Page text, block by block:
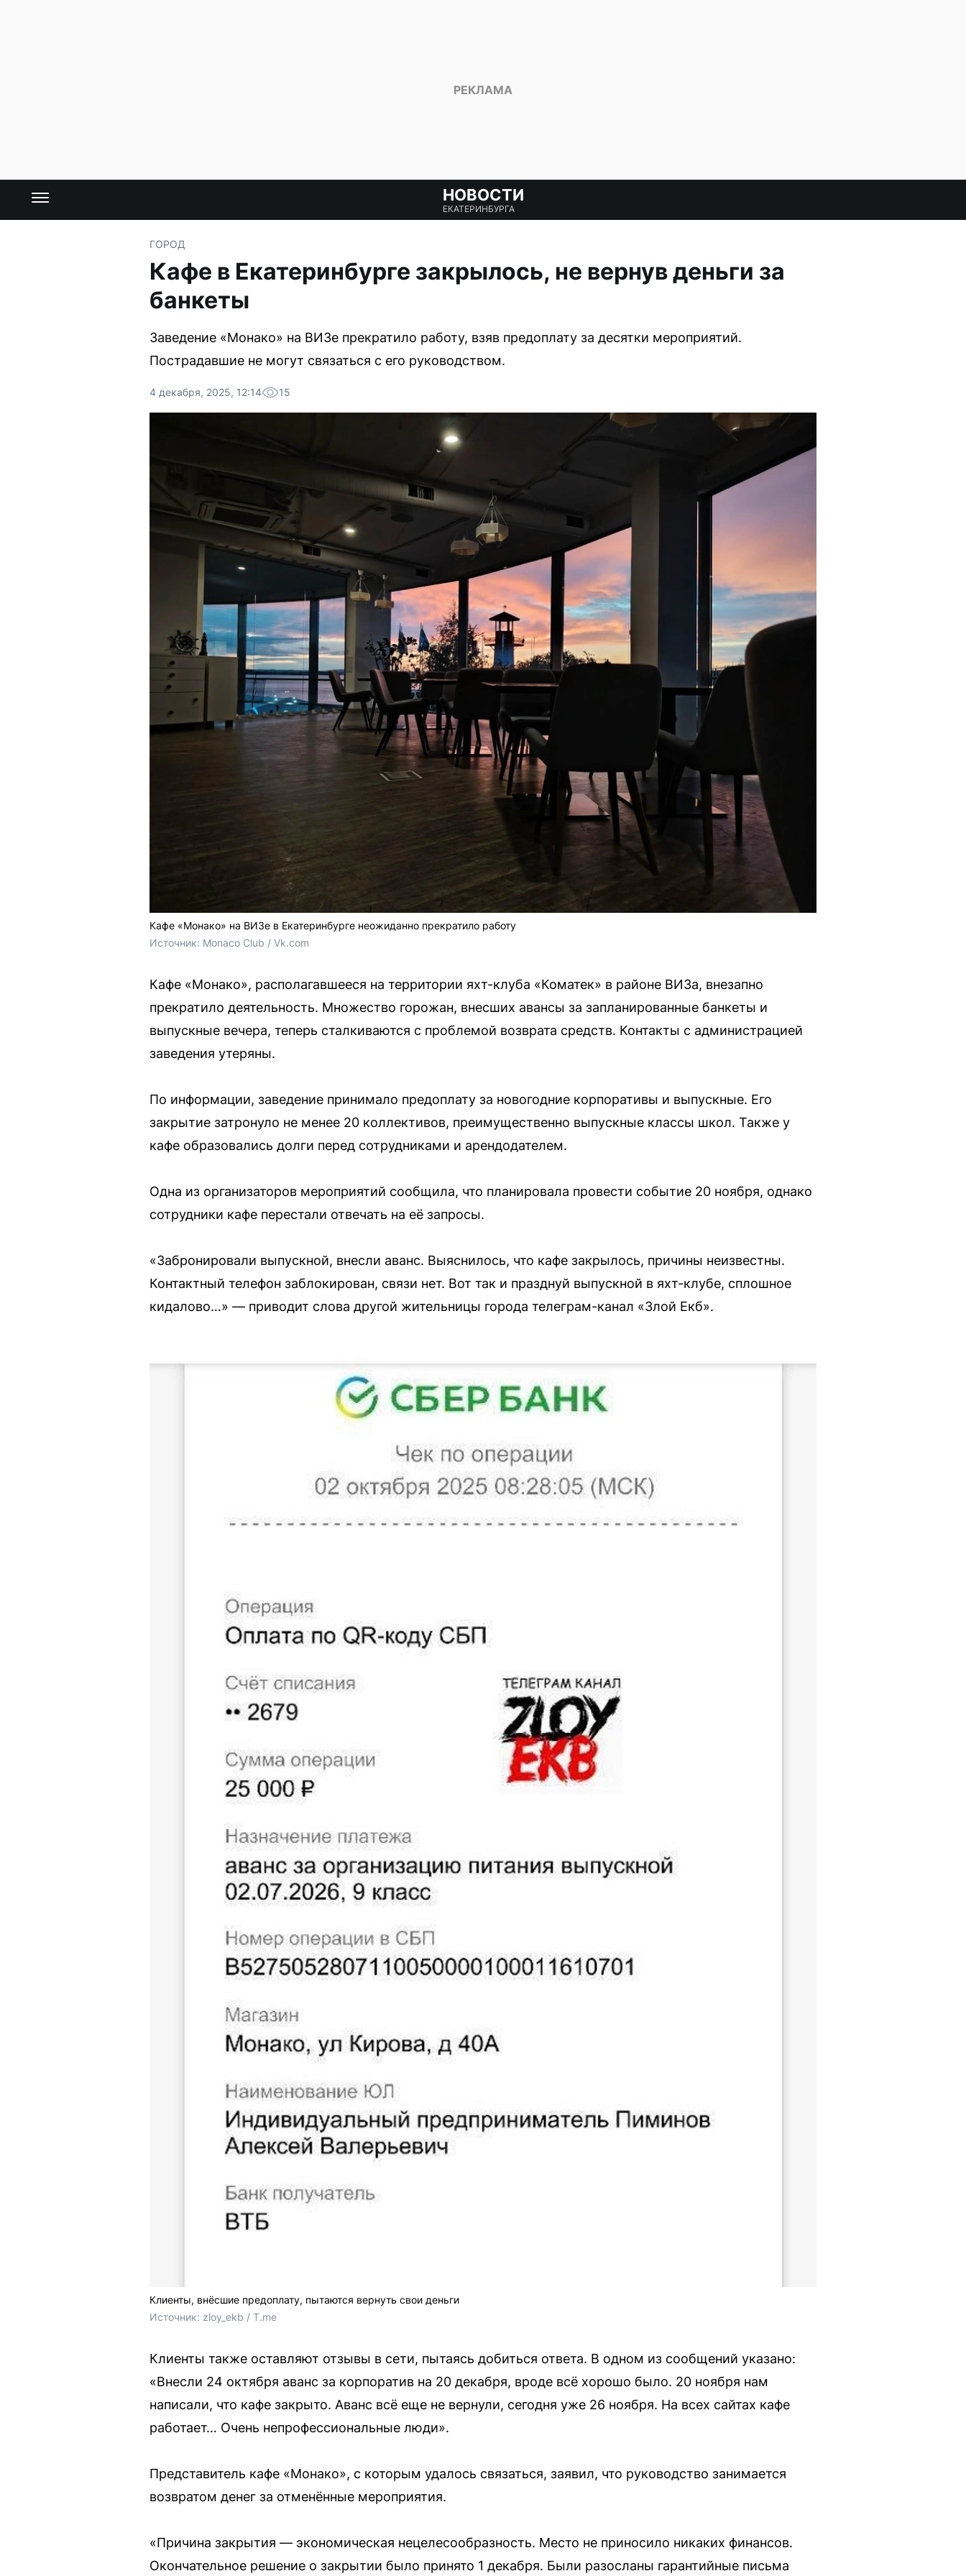
НОВОСТИ
ЕКАТЕРИНБУРГА
ГОРОД
Кафе в Екатеринбурге закрылось, не вернув деньги за
банкеты
Заведение «Монако» на ВИЗе прекратило работу, взяв предоплату за десятки мероприятий.
Пострадавшие не могут связаться с его руководством.
4 декабря, 2025, 12:14 15
Кафе «Монако» на ВИЗе в Екатеринбурге неожиданно прекратило работу
Источник: Monaco Club / Vk.com
Кафе «Монако», располагавшееся на территории яхт-клуба «Коматек» в районе ВИЗа, внезапно
прекратило деятельность. Множество горожан, внесших авансы за запланированные банкеты и
выпускные вечера, теперь сталкиваются с проблемой возврата средств. Контакты с администрацией
заведения утеряны.
По информации, заведение принимало предоплату за новогодние корпоративы и выпускные. Его
закрытие затронуло не менее 20 коллективов, преимущественно выпускные классы школ. Также у
кафе образовались долги перед сотрудниками и арендодателем.
Одна из организаторов мероприятий сообщила, что планировала провести событие 20 ноября, однако
сотрудники кафе перестали отвечать на её запросы.
«Забронировали выпускной, внесли аванс. Выяснилось, что кафе закрылось, причины неизвестны.
Контактный телефон заблокирован, связи нет. Вот так и празднуй выпускной в яхт-клубе, сплошное
кидалово…» — приводит слова другой жительницы города телеграм-канал «Злой Екб».
Клиенты, внёсшие предоплату, пытаются вернуть свои деньги
Источник: zloy_ekb / T.me
Клиенты также оставляют отзывы в сети, пытаясь добиться ответа. В одном из сообщений указано:
«Внесли 24 октября аванс за корпоратив на 20 декабря, вроде всё хорошо было. 20 ноября нам
написали, что кафе закрыто. Аванс всё еще не вернули, сегодня уже 26 ноября. На всех сайтах кафе
работает… Очень непрофессиональные люди».
Представитель кафе «Монако», с которым удалось связаться, заявил, что руководство занимается
возвратом денег за отменённые мероприятия.
«Причина закрытия — экономическая нецелесообразность. Место не приносило никаких финансов.
Окончательное решение о закрытии было принято 1 декабря. Были разосланы гарантийные письма